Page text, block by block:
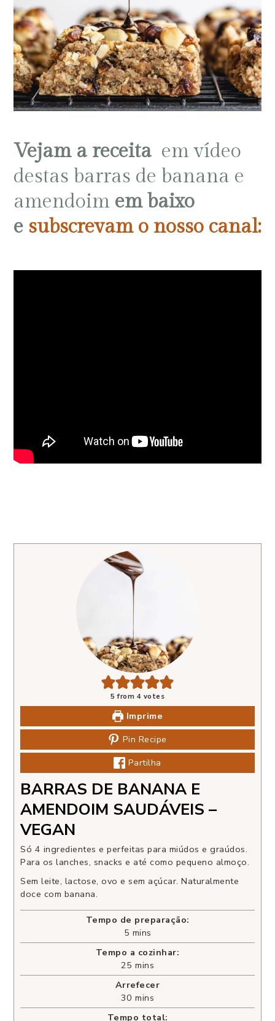
Vejam a receita em vídeo
destas barras de banana e
amendoim em baixo
e subscrevam o nosso canal:
5 from 4 votes
Imprime
Pin Recipe
Partilha
BARRAS DE BANANA E
AMENDOIM SAUDÁVEIS –
VEGAN
Só 4 ingredientes e perfeitas para miúdos e graúdos.
Para os lanches, snacks e até como pequeno almoço.
Sem leite, lactose, ovo e sem açúcar. Naturalmente
doce com banana.
Tempo de preparação:
5 mins
Tempo a cozinhar:
25 mins
Arrefecer
30 mins
Tempo total: